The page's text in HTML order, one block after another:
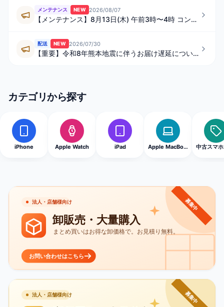
メンテナンス NEW 2026/08/07
【メンテナンス】8月13日(木) 午前3時〜4時 コンビニ払い・ペイジーの一時的なご利用制限について
配送 NEW 2026/07/30
【重要】令和8年熊本地震に伴うお届け遅延について
カテゴリから探す
iPhone Apple Watch iPad Apple MacBook